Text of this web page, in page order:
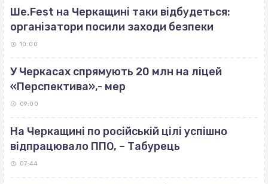
Ше.Fest на Черкащині таки відбудеться:
організатори посили заходи безпеки
10:00
У Черкасах спрямують 20 млн на ліцей
«Перспектива»,- мер
09:00
На Черкащині по російській цілі успішно
відпрацювало ППО, – Табурець
07:44